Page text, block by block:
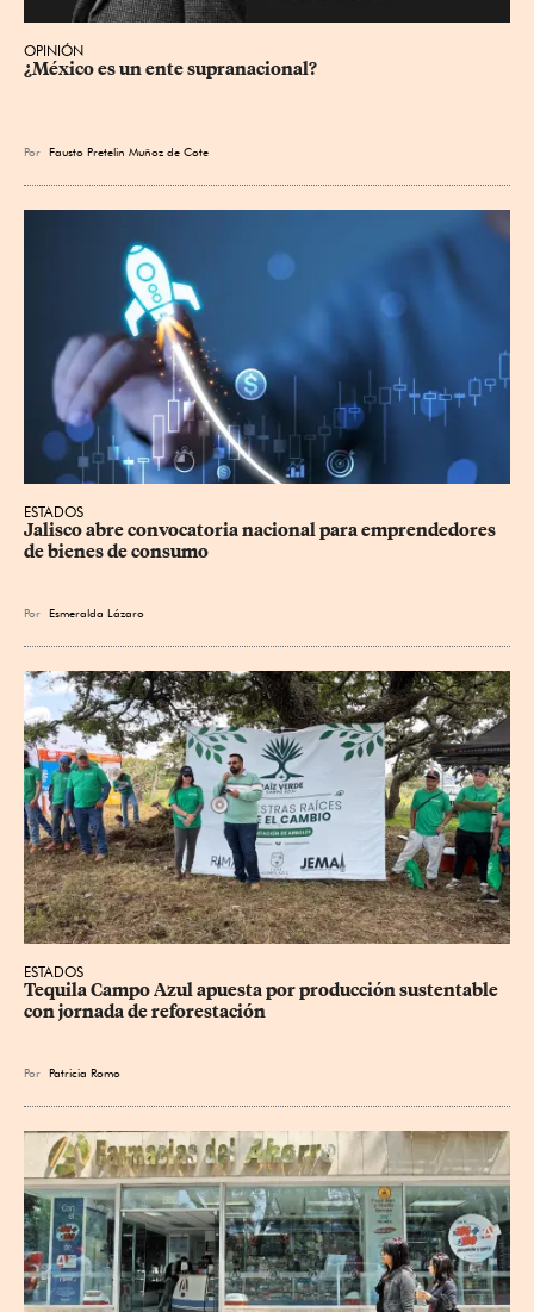
OPINIÓN
¿México es un ente supranacional?
Por Fausto Pretelin Muñoz de Cote
ESTADOS
Jalisco abre convocatoria nacional para emprendedores
de bienes de consumo
Por Esmeralda Lázaro
ESTADOS
Tequila Campo Azul apuesta por producción sustentable
con jornada de reforestación
Por Patricia Romo